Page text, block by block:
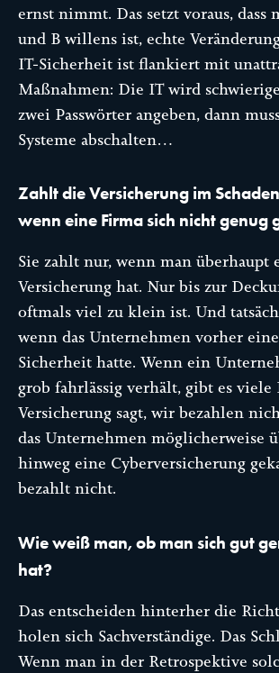
ernst nimmt. Das setzt voraus, dass
und B willens ist, echte
IT-Sicherheit ist flankiert mit
Maßnahmen: Die IT wird
zwei Passwörter angeben, dann
Systeme abschalten…
Zahlt die Versicherung im
wenn eine Firma sich nicht genug
Sie zahlt nur, wenn man überhaupt
Versicherung hat. Nur bis zur
oftmals viel zu klein ist. Und
wenn das Unternehmen vorher
Sicherheit hatte. Wenn ein
grob fahrlässig verhält, gibt es viele
Versicherung sagt, wir bezahlen
das Unternehmen möglicherweise
hinweg eine Cyberversicherung
bezahlt nicht.
Wie weiß man, ob man sich gut
hat?
Das entscheiden hinterher die
holen sich Sachverständige. Das
Wenn man in der Retrospektive